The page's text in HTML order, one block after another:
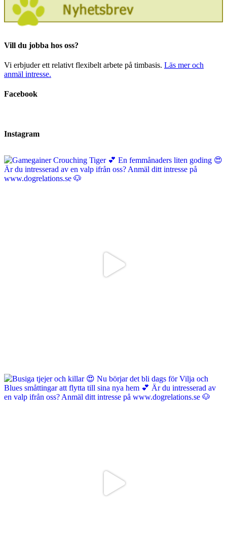
Vill du jobba hos oss?
Vi erbjuder ett relativt flexibelt arbete på timbasis. Läs mer och
anmäl intresse.
Facebook
Instagram